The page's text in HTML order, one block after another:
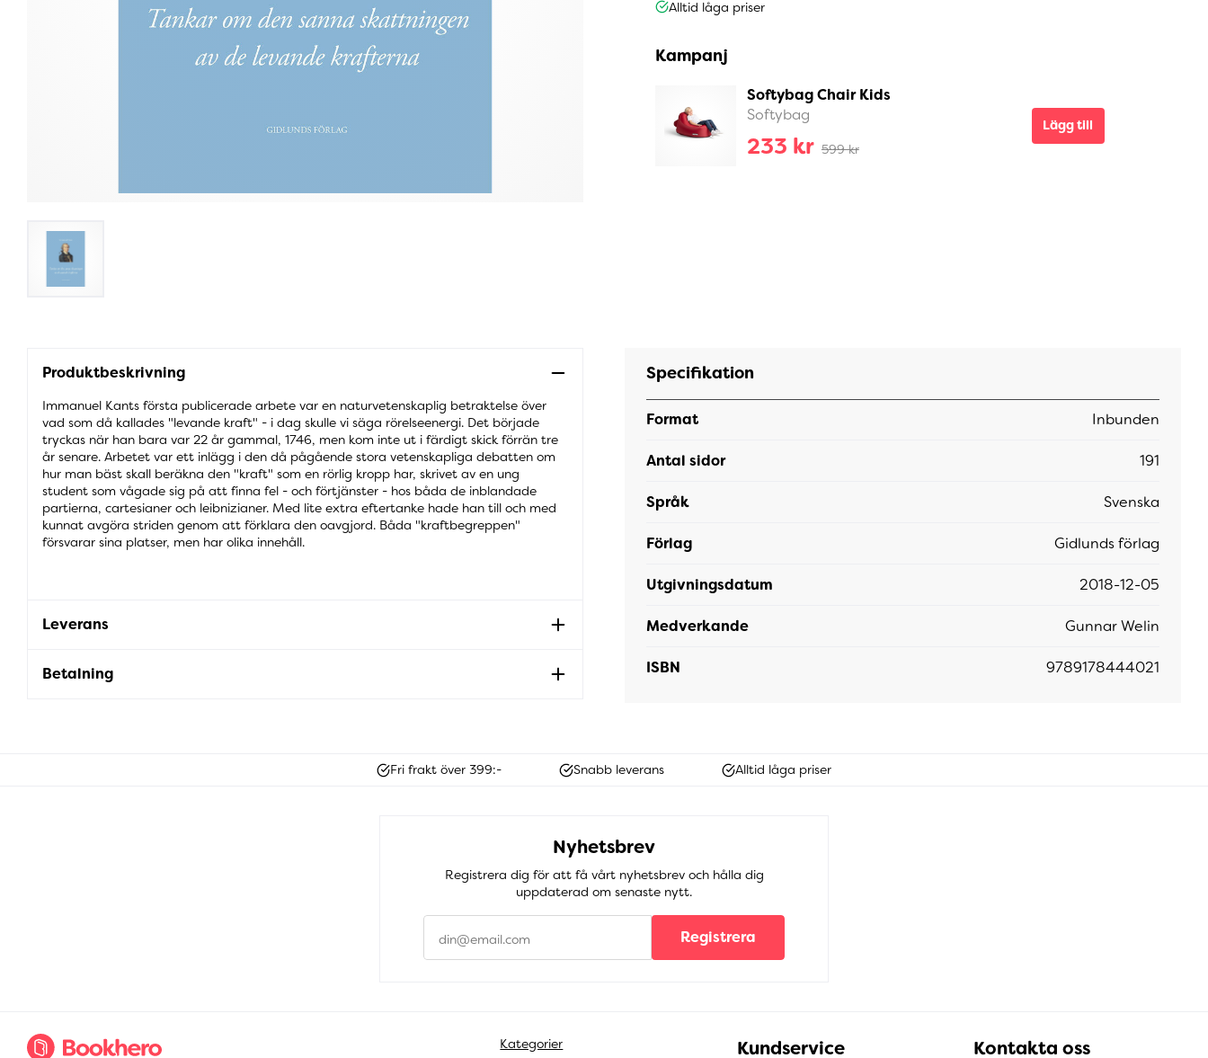
Alltid låga priser
Kampanj
Softybag Chair Kids
Softybag
233 kr 599 kr
Lägg till
Produktbeskrivning
Immanuel Kants första publicerade arbete var en naturvetenskaplig betraktelse över
vad som då kallades "levande kraft" - i dag skulle vi säga rörelseenergi. Det började
tryckas när han bara var 22 år gammal, 1746, men kom inte ut i färdigt skick förrän tre
år senare. Arbetet var ett inlägg i den då pågående stora vetenskapliga debatten om
hur man bäst skall beräkna den "kraft" som en rörlig kropp har, skrivet av en ung
student som vågade sig på att finna fel - och förtjänster - hos båda de inblandade
partierna, cartesianer och leibnizianer. Med lite extra eftertanke hade han till och med
kunnat avgöra striden genom att förklara den oavgjord. Båda "kraftbegreppen"
försvarar sina platser, men har olika innehåll.
Leverans
Betalning
Specifikation
Format Inbunden
Antal sidor 191
Språk Svenska
Förlag Gidlunds förlag
Utgivningsdatum 2018-12-05
Medverkande Gunnar Welin
ISBN 9789178444021
Fri frakt över 399:- Snabb leverans Alltid låga priser
Nyhetsbrev
Registrera dig för att få vårt nyhetsbrev och hålla dig
uppdaterad om senaste nytt.
Registrera
Kategorier
Kundservice Kontakta oss